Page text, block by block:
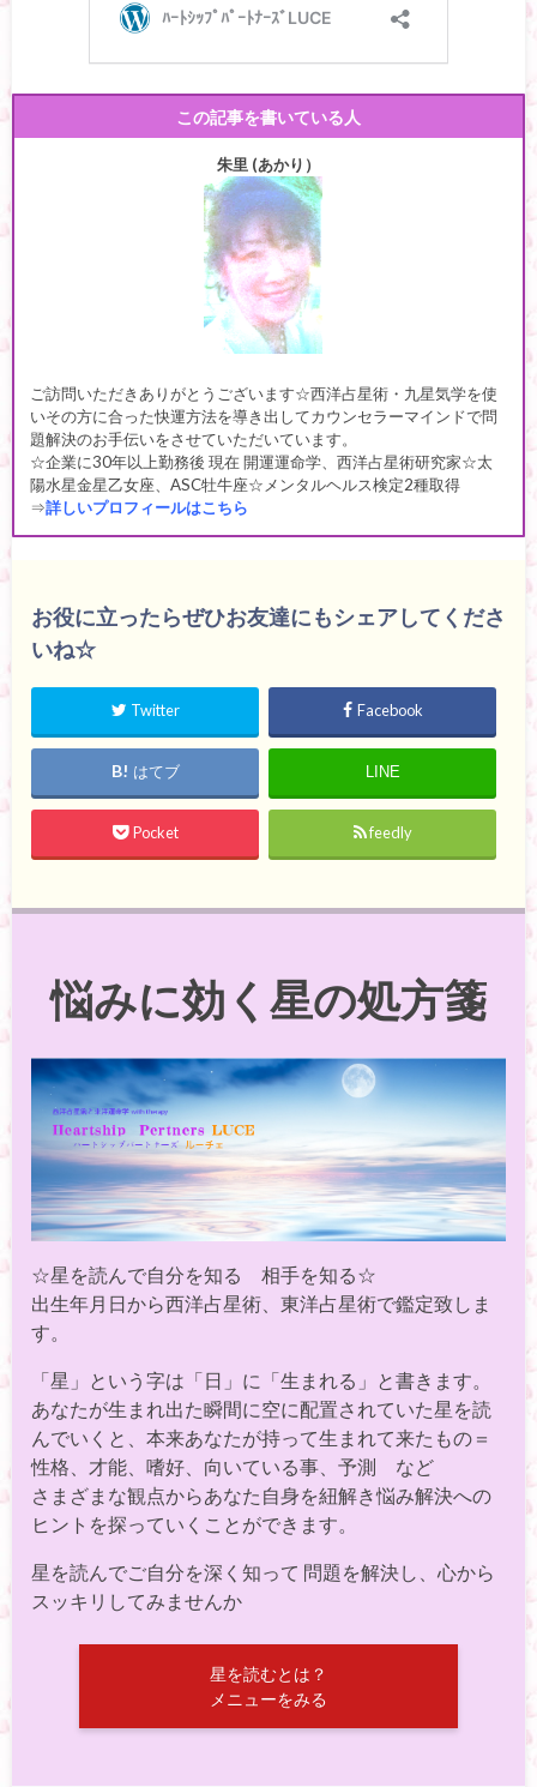
この記事を書いている人
朱里 (あかり）
ご訪問いただきありがとうございます☆西洋占星術・九星気学を使
いその方に合った快運方法を導き出してカウンセラーマインドで問
題解決のお手伝いをさせていただいています。
☆企業に30年以上勤務後 現在 開運運命学、西洋占星術研究家☆太
陽水星金星乙女座、ASC牡牛座☆メンタルヘルス検定2種取得
⇒詳しいプロフィールはこちら
お役に立ったらぜひお友達にもシェアしてくださ
いね☆
Twitter Facebook
はてブ LINE
Pocket feedly
悩みに効く星の処方箋
☆星を読んで自分を知る 相手を知る☆
出生年月日から西洋占星術、東洋占星術で鑑定致しま
す。
「星」という字は「日」に「生まれる」と書きます。
あなたが生まれ出た瞬間に空に配置されていた星を読
んでいくと、本来あなたが持って生まれて来たもの＝
性格、才能、嗜好、向いている事、予測 など
さまざまな観点からあなた自身を紐解き悩み解決への
ヒントを探っていくことができます。
星を読んでご自分を深く知って 問題を解決し、心から
スッキリしてみませんか
星を読むとは？
メニューをみる